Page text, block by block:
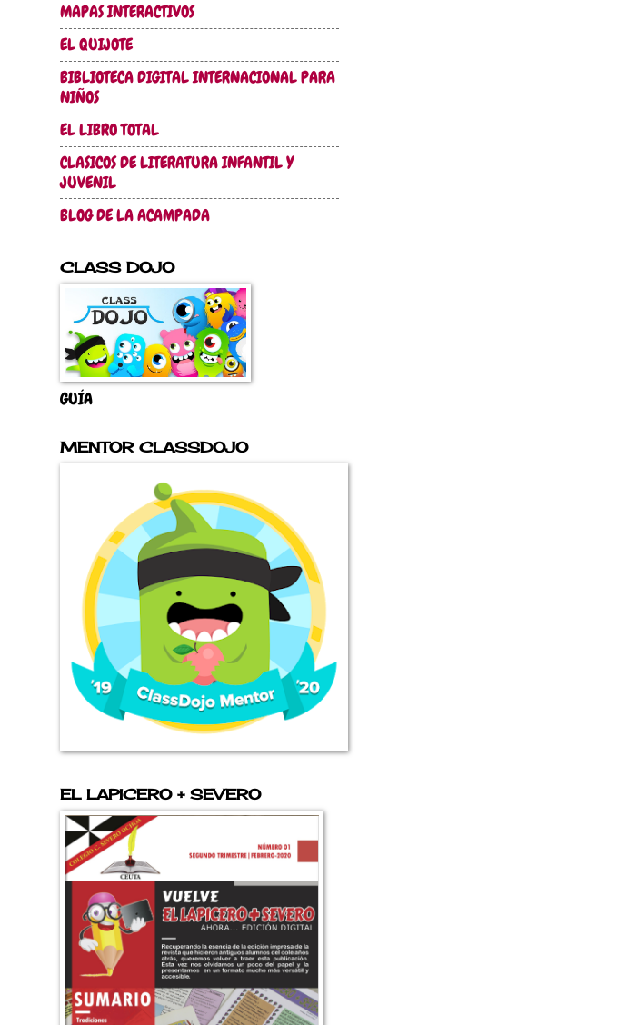
MAPAS INTERACTIVOS
EL QUIJOTE
BIBLIOTECA DIGITAL INTERNACIONAL PARA
NIÑOS
EL LIBRO TOTAL
CLASICOS DE LITERATURA INFANTIL Y
JUVENIL
BLOG DE LA ACAMPADA
CLASS DOJO
GUÍA
MENTOR CLASSDOJO
EL LAPICERO + SEVERO